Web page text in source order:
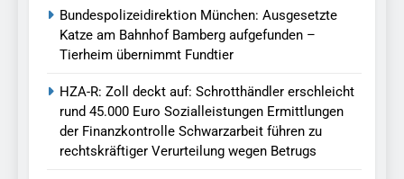
Bundespolizeidirektion München: Ausgesetzte
Katze am Bahnhof Bamberg aufgefunden –
Tierheim übernimmt Fundtier
HZA-R: Zoll deckt auf: Schrotthändler erschleicht
rund 45.000 Euro Sozialleistungen Ermittlungen
der Finanzkontrolle Schwarzarbeit führen zu
rechtskräftiger Verurteilung wegen Betrugs